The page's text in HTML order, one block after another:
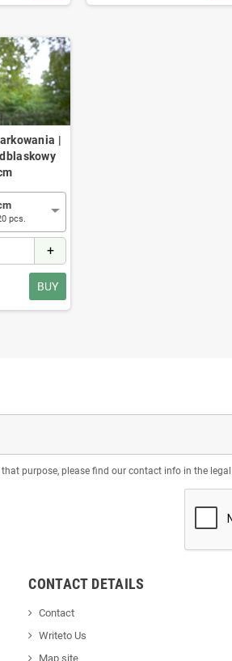
|
pcs.
+
BUY
purpose, please find our contact info in the
CONTACT DETAILS
Contact
Writeto Us
Map site